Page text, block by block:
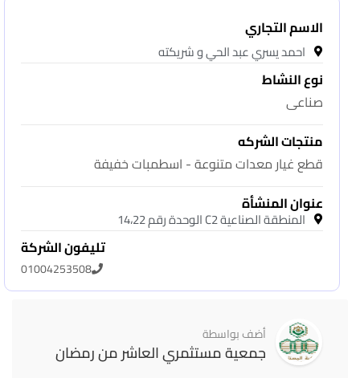
الاسم التجاري
احمد يسري عبد الحي و شريكته
نوع النشاط
صناعى
منتجات الشركه
قطع غيار معدات متنوعة - اسطمبات خفيفة
عنوان المنشأة
المنطقة الصناعية C2 الوحدة رقم 14،22
تليفون الشركة
01004253508
أضف بواسطة
جمعية مستثمري العاشر من رمضان